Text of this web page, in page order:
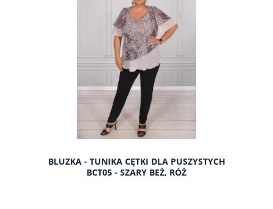
BLUZKA - TUNIKA CĘTKI DLA PUSZYSTYCH
BCT05 - SZARY BEŻ, RÓŻ